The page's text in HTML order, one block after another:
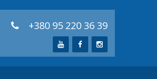
+380 95 220 36 39